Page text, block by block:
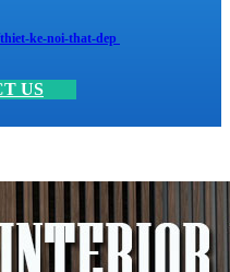
ke-noi-that-dep
US